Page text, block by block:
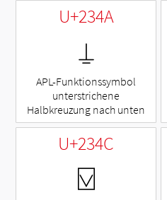
U+234A
⍊
APL-Funktionssymbol
unterstrichene
Halbkreuzung nach unten
U+234C
⍌